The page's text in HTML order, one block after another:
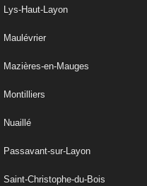
Lys-Haut-Layon
Maulévrier
Mazières-en-Mauges
Montilliers
Nuaillé
Passavant-sur-Layon
Saint-Christophe-du-Bois